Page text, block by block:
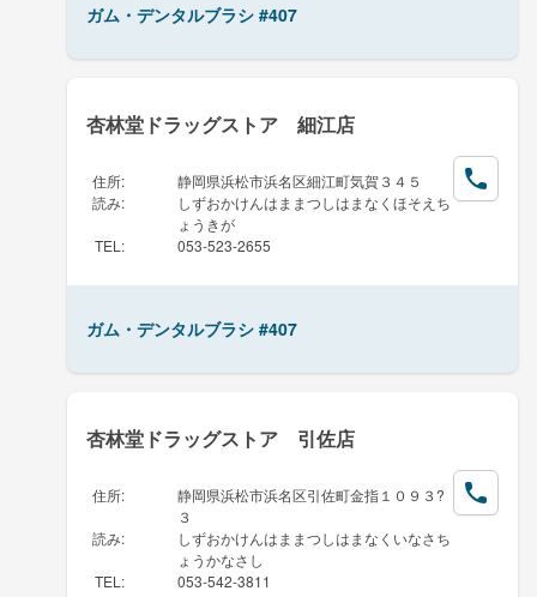
ガム・デンタルブラシ #407
杏林堂ドラッグストア 細江店
住所:
静岡県浜松市浜名区細江町気賀３４５
読み:
しずおかけんはままつしはまなくほそえち
ょうきが
TEL : 053-523-2655
ガム・デンタルブラシ #407
杏林堂ドラッグストア 引佐店
住所:
静岡県浜松市浜名区引佐町金指１０９３?
３
読み:
しずおかけんはままつしはまなくいなさち
ょうかなさし
TEL : 053-542-3811